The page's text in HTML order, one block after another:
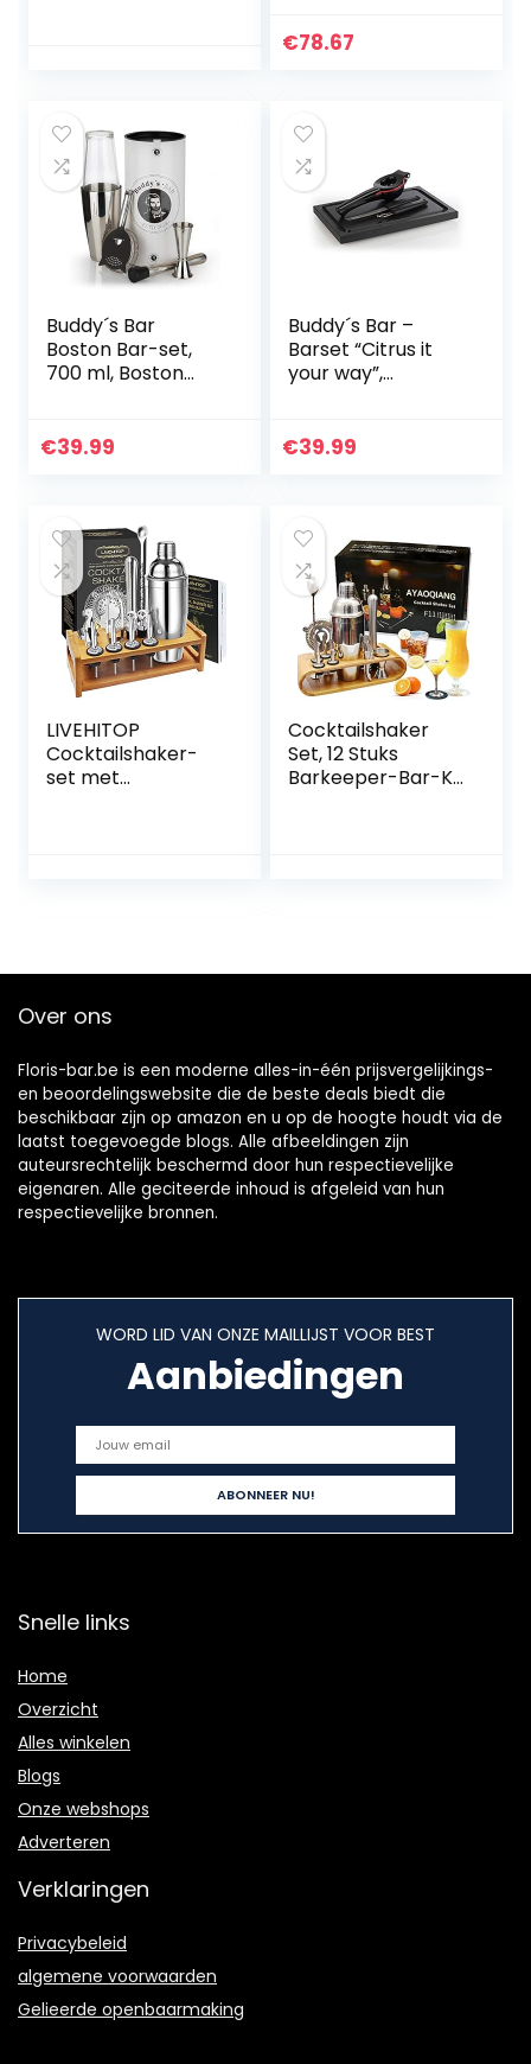
alcohol sterke
thuisbar garage
man grot (3
flessen
professioneel)
€78.67
Buddy´s Bar
Boston Bar-set,
700 ml, Boston
barzeef, geschikt
geschenkdoos,
gepolijst roestvrij
staal
€39.99
Buddy´s Bar –
Barset “Citrus it
your way”,
cm x 30 cm,
vaatwasmachineb
estendig
€39.99
LIVEHITOP
Cocktailshaker-
set met
voor Drinken,
Cocktailshaker
Set, 12 Stuks
Barkeeper-Bar-Kit
Over ons
Floris-bar.be is een moderne alles-in-één prijsvergelijkings-
en beoordelingswebsite die de beste deals biedt die
beschikbaar zijn op amazon en u op de hoogte houdt via de
laatst toegevoegde blogs. Alle afbeeldingen zijn
auteursrechtelijk beschermd door hun respectievelijke
eigenaren. Alle geciteerde inhoud is afgeleid van hun
respectievelijke bronnen.
WORD LID VAN ONZE MAILLIJST VOOR BEST
Aanbiedingen
Snelle links
Home
Overzicht
Alles winkelen
Blogs
Onze webshops
Adverteren
Verklaringen
Privacybeleid
algemene voorwaarden
Gelieerde openbaarmaking